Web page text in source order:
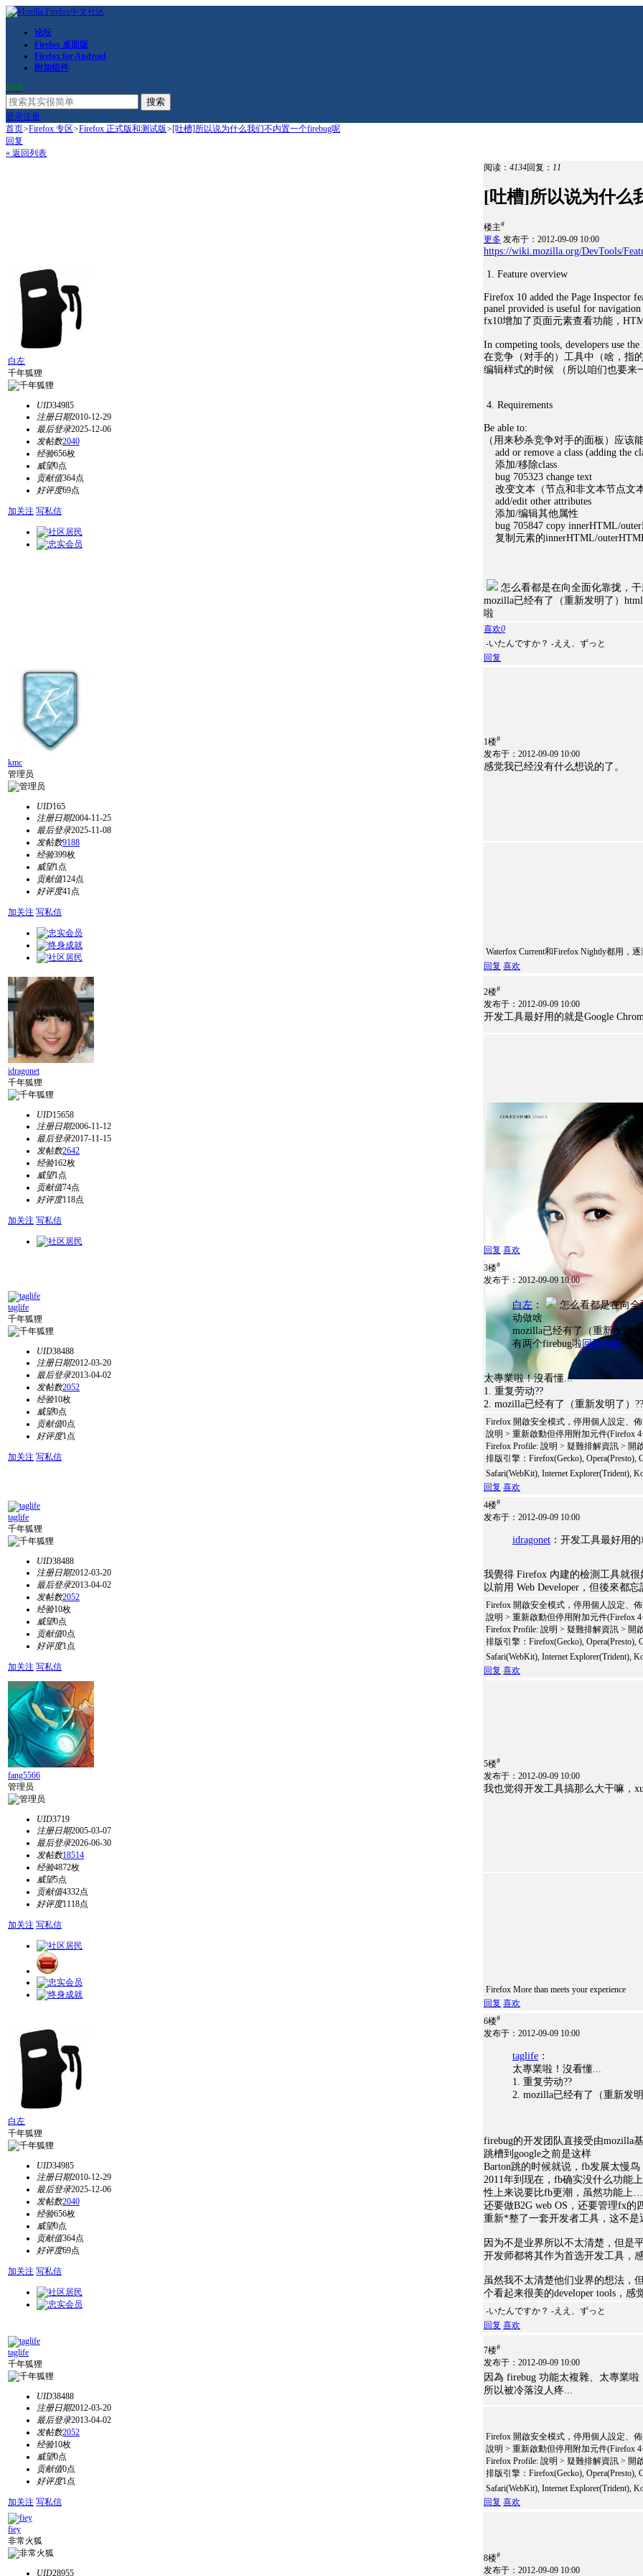
论坛
Firefox 桌面版
Firefox for Android
附加组件
RSS
搜索
登录注册
首页>Firefox 专区>Firefox 正式版和测试版>[吐槽]所以说为什么我们不内置一个firebug呢
回复
« 返回列表
白左
千年狐狸
UID34985
注册日期2010-12-29
最后登录2025-12-06
发帖数2040
经验656枚
威望0点
贡献值364点
好评度69点
加关注 写私信
阅读： 4134回复： 11
[吐槽]所以说为什么
楼主#
更多 发布于：2012-09-09 10:00
https://wiki.mozilla.org/DevTools/
1. Feature overview
Firefox 10 added the Page Inspector
panel provided is useful for navigation
fx10增加了页面元素查看功能，
In competing tools, developers use
在竞争（对手的）工具中（啥，指
编辑样式的时候 （所以咱们也要来
4. Requirements
Be able to:
（用来秒杀竞争对手的面板）应该
add or remove a class (adding the
添加/移除class
bug 705323 change text
改变文本（节点和非文本节点文本
add/edit other attributes
添加/编辑其他属性
bug 705847 copy innerHTML/
复制元素的innerHTML/
怎么看都是在向全面化靠拢，
mozilla已经有了（重新发明了）
啦
喜欢0
-いたんですか？ -ええ、ずっと
回复
kmc
管理员
UID165
注册日期2004-11-25
最后登录2025-11-08
发帖数9188
经验399枚
威望1点
贡献值124点
好评度41点
加关注 写私信
1楼#
发布于：2012-09-09 10:00
感觉我已经没有什么想说的了。
Waterfox Current和Firefox Nightly都用，
回复 喜欢
idragonet
千年狐狸
UID15658
注册日期2006-11-12
最后登录2017-11-15
发帖数2642
经验162枚
威望1点
贡献值74点
好评度118点
加关注 写私信
2楼#
发布于：2012-09-09 10:00
开发工具最好用的就是Google
回复 喜欢
taglife
千年狐狸
UID38488
注册日期2012-03-20
最后登录2013-04-02
发帖数2052
经验10枚
威望0点
贡献值0点
好评度1点
加关注 写私信
3楼#
发布于：2012-09-09 10:00
白左 ：
怎么看都是在向
动做啥
mozilla已经有了（重新发明
有两个firebug啦回到原帖
太專業啦！沒看懂...
1. 重复劳动??
2. mozilla已经有了（重新发明了）
Firefox 開啟安全模式，停用個人設定、
說明 > 重新啟動但停用附加元件(Firefox
Firefox Profile: 說明 > 疑難排解資訊 > 開
排版引擎：Firefox(Gecko), Opera(Presto),
Safari(WebKit), Internet Explorer(Trident),
回复 喜欢
taglife
千年狐狸
UID38488
注册日期2012-03-20
最后登录2013-04-02
发帖数2052
经验10枚
威望0点
贡献值0点
好评度1点
加关注 写私信
4楼#
发布于：2012-09-09 10:00
idragonet ：开发工具最好用
我覺得 Firefox 內建的檢測工具就很
以前用 Web Developer，但後來都
Firefox 開啟安全模式，停用個人設定、
說明 > 重新啟動但停用附加元件(Firefox
Firefox Profile: 說明 > 疑難排解資訊 > 開
排版引擎：Firefox(Gecko), Opera(Presto),
Safari(WebKit), Internet Explorer(Trident),
回复 喜欢
fang5566
管理员
UID3719
注册日期2005-03-07
最后登录2026-06-30
发帖数18514
经验4872枚
威望5点
贡献值4332点
好评度1118点
加关注 写私信
5楼#
发布于：2012-09-09 10:00
我也觉得开发工具搞那么大干嘛，
Firefox More than meets your experience
回复 喜欢
白左
千年狐狸
UID34985
注册日期2010-12-29
最后登录2025-12-06
发帖数2040
经验656枚
威望0点
贡献值364点
好评度69点
加关注 写私信
6楼#
发布于：2012-09-09 10:00
taglife ：
太專業啦！沒看懂...
1. 重复劳动??
2. mozilla已经有了（重新发
firebug的开发团队直接受由mozilla
跳槽到google之前是这样
Barton跳的时候就说，fb发展太慢
2011年到现在，fb确实没什么功能
性上来说要比fb更潮，虽然功能上
还要做B2G web OS，还要管理fx
重新*整了一套开发者工具，这不是
因为不是业界所以不太清楚，但是
开发师都将其作为首选开发工具
虽然我不太清楚他们业界的想法，
个看起来很美的developer tools，感
-いたんですか？ -ええ、ずっと
回复 喜欢
taglife
千年狐狸
UID38488
注册日期2012-03-20
最后登录2013-04-02
发帖数2052
经验10枚
威望0点
贡献值0点
好评度1点
加关注 写私信
7楼#
发布于：2012-09-09 10:00
因為 firebug 功能太複雜、太專業啦
所以被冷落沒人疼...
Firefox 開啟安全模式，停用個人設定、
說明 > 重新啟動但停用附加元件(Firefox
Firefox Profile: 說明 > 疑難排解資訊 > 開
排版引擎：Firefox(Gecko), Opera(Presto),
Safari(WebKit), Internet Explorer(Trident),
回复 喜欢
fiey
非常火狐
UID28955
8楼#
发布于：2012-09-09 10:00